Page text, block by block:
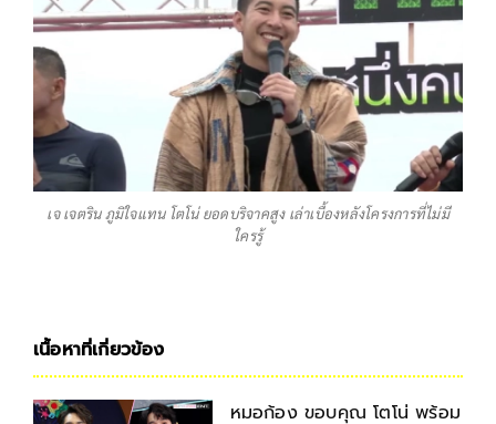
เจ เจตริน ภูมิใจแทน โตโน่ ยอดบริจาคสูง เล่าเบื้องหลังโครงการที่ไม่มี
ใครรู้
เนื้อหาที่เกี่ยวข้อง
หมอก้อง ขอบคุณ โตโน่ พร้อม